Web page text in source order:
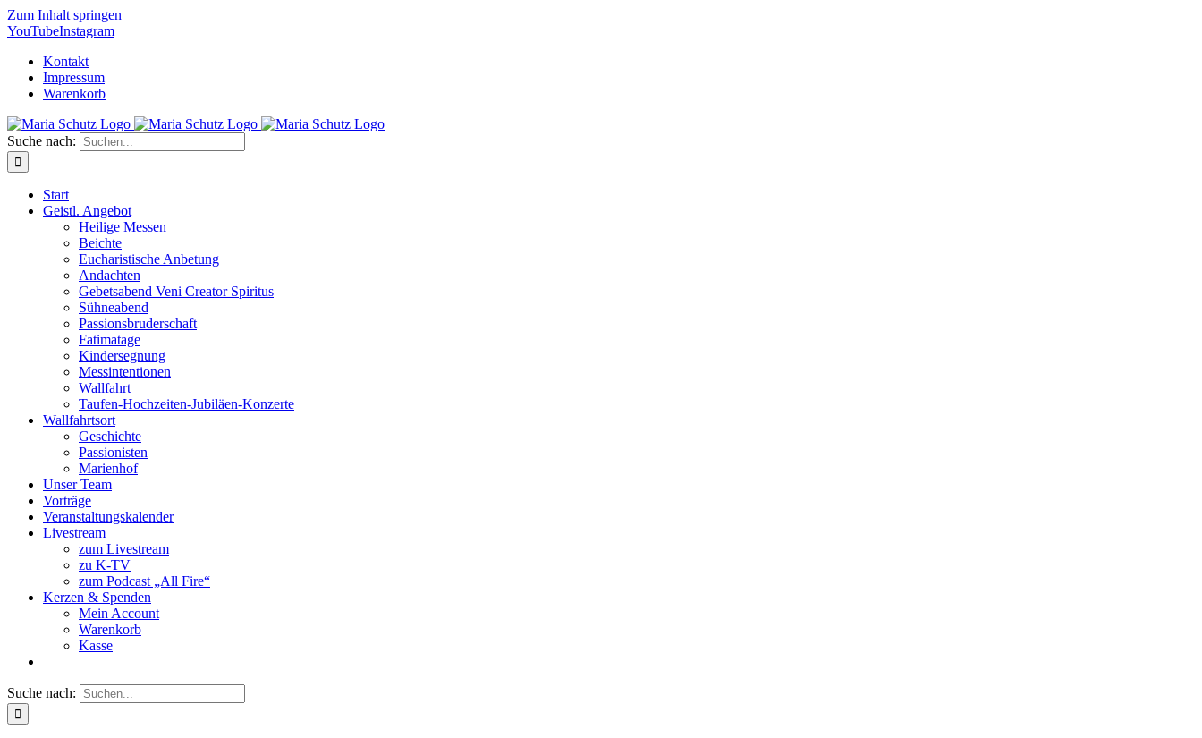
Zum Inhalt springen
YouTubeInstagram
Kontakt
Impressum
Warenkorb
Suche nach:
Start
Geistl. Angebot
Heilige Messen
Beichte
Eucharistische Anbetung
Andachten
Gebetsabend Veni Creator Spiritus
Sühneabend
Passionsbruderschaft
Fatimatage
Kindersegnung
Messintentionen
Wallfahrt
Taufen-Hochzeiten-Jubiläen-Konzerte
Wallfahrtsort
Geschichte
Passionisten
Marienhof
Unser Team
Vorträge
Veranstaltungskalender
Livestream
zum Livestream
zu K-TV
zum Podcast „All Fire“
Kerzen & Spenden
Mein Account
Warenkorb
Kasse
Suche nach: